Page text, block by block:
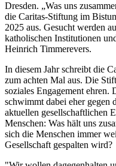
Dresden. „Was uns
die Caritas-Stiftung im
2025 aus. Gesucht werden
katholischen Institutionen
Heinrich Timmerevers.
In diesem Jahr schreibt die
zum achten Mal aus. Die
soziales Engagement ehren.
schwimmt dabei eher gegen
aktuellen gesellschaftlichen
Menschen: Was hält uns
sich die Menschen immer
Gesellschaft gespalten wird?